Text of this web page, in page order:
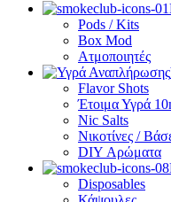
Pods / Kits
Box Mod
Ατμοποιητές
Flavor Shots
Έτοιμα Υγρά
Nic Salts
Νικοτίνες /
DIY Αρώματα
Disposables